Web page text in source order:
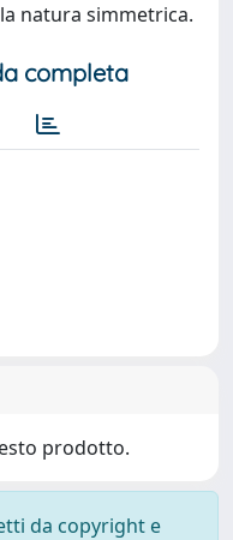
natura simmetrica.
completa
prodotto.
da copyright e